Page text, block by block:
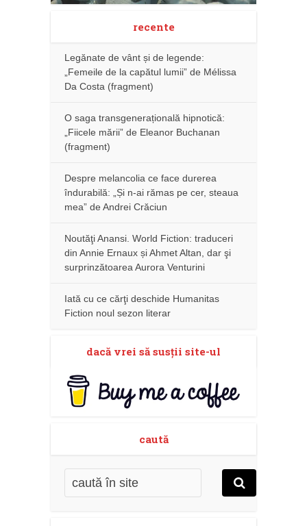
recente
Legănate de vânt și de legende:
„Femeile de la capătul lumii” de Mélissa
Da Costa (fragment)
O saga transgenerațională hipnotică:
„Fiicele mării” de Eleanor Buchanan
(fragment)
Despre melancolia ce face durerea
îndurabilă: „Și n-ai rămas pe cer, steaua
mea” de Andrei Crăciun
Noutăţi Anansi. World Fiction: traduceri
din Annie Ernaux și Ahmet Altan, dar şi
surprinzătoarea Aurora Venturini
Iată cu ce cărţi deschide Humanitas
Fiction noul sezon literar
dacă vrei să susţii site-ul
caută